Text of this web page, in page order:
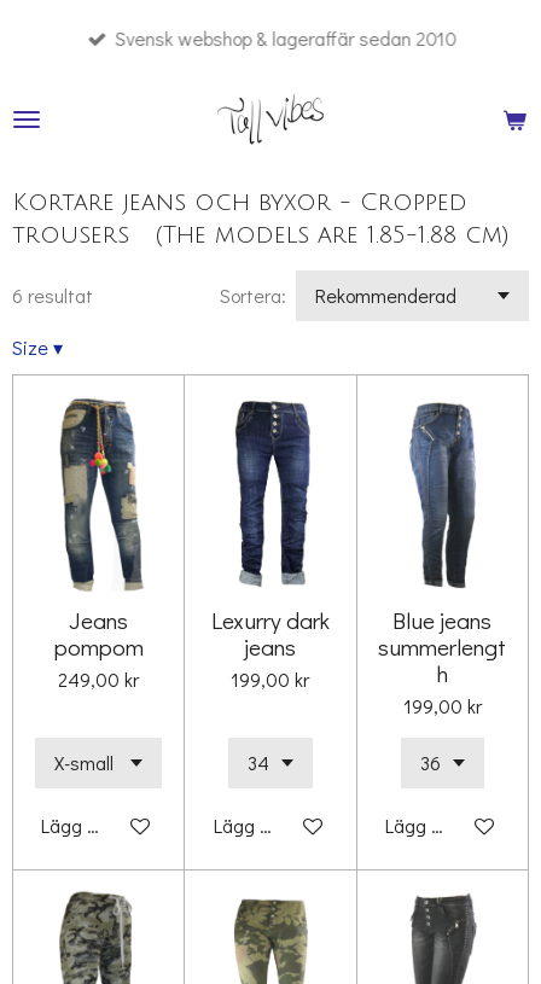
Svensk webshop & lageraffär sedan 2010
Kortare jeans och byxor - Cropped
trousers (The models are 1.85-1.88 cm)
6 resultat Sortera:
Size▾
Jeans
pompom
249,00 kr
Lägg till i varukorg
Lexurry dark
jeans
199,00 kr
Lägg till i varukorg
Blue jeans
summerlengt
h
199,00 kr
Lägg till i varukorg